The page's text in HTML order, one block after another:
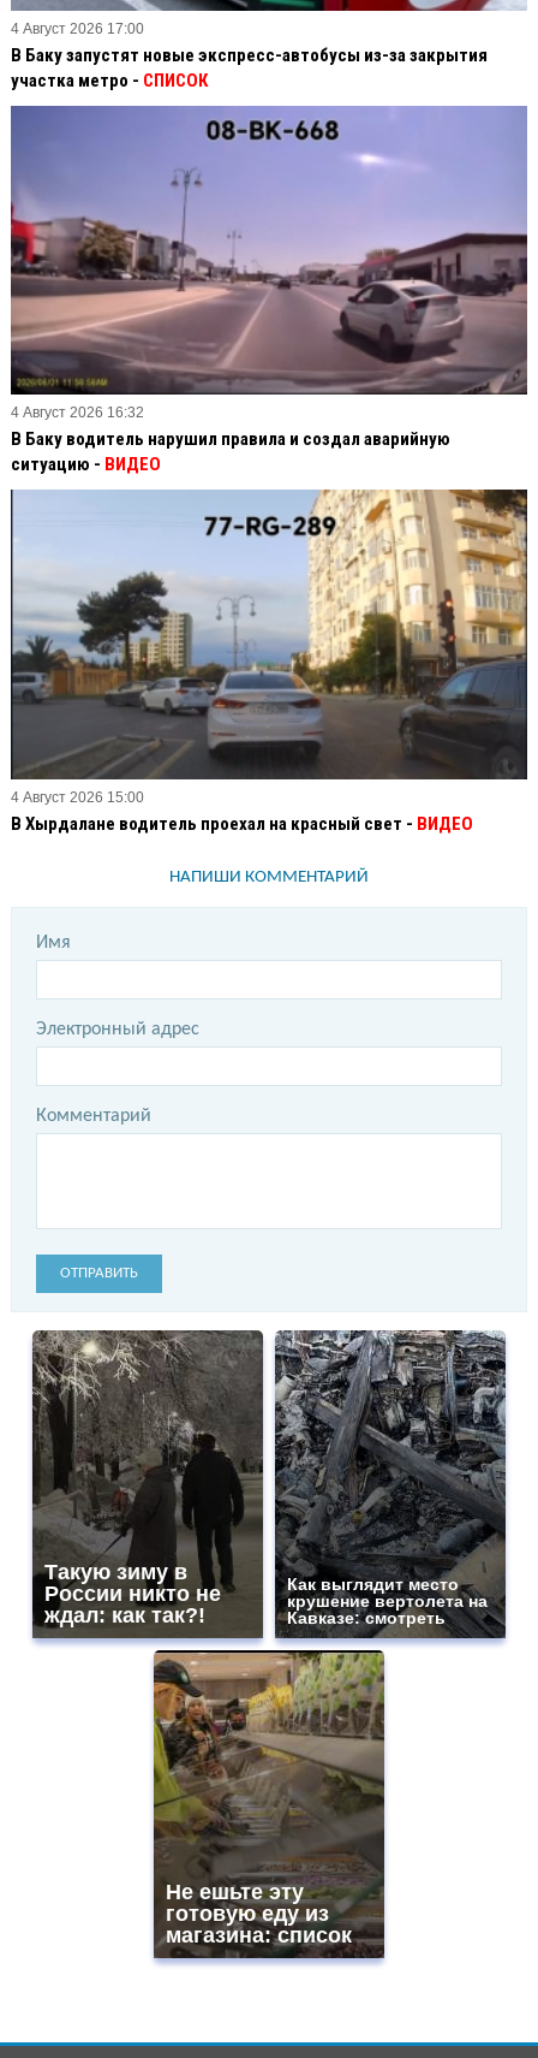
4 Август 2026 17:00
В Баку запустят новые экспресс-автобусы из-за закрытия
участка метро - СПИСОК
4 Август 2026 16:32
В Баку водитель нарушил правила и создал аварийную
ситуацию - ВИДЕО
4 Август 2026 15:00
В Хырдалане водитель проехал на красный свет - ВИДЕО
НАПИШИ КОММЕНТАРИЙ
Имя
Электронный адрес
Комментарий
ОТПРАВИТЬ
Такую зиму в
России никто не
ждал: как так?!
Как выглядит место
крушение вертолета на
Кавказе: смотреть
Не ешьте эту
готовую еду из
магазина: список